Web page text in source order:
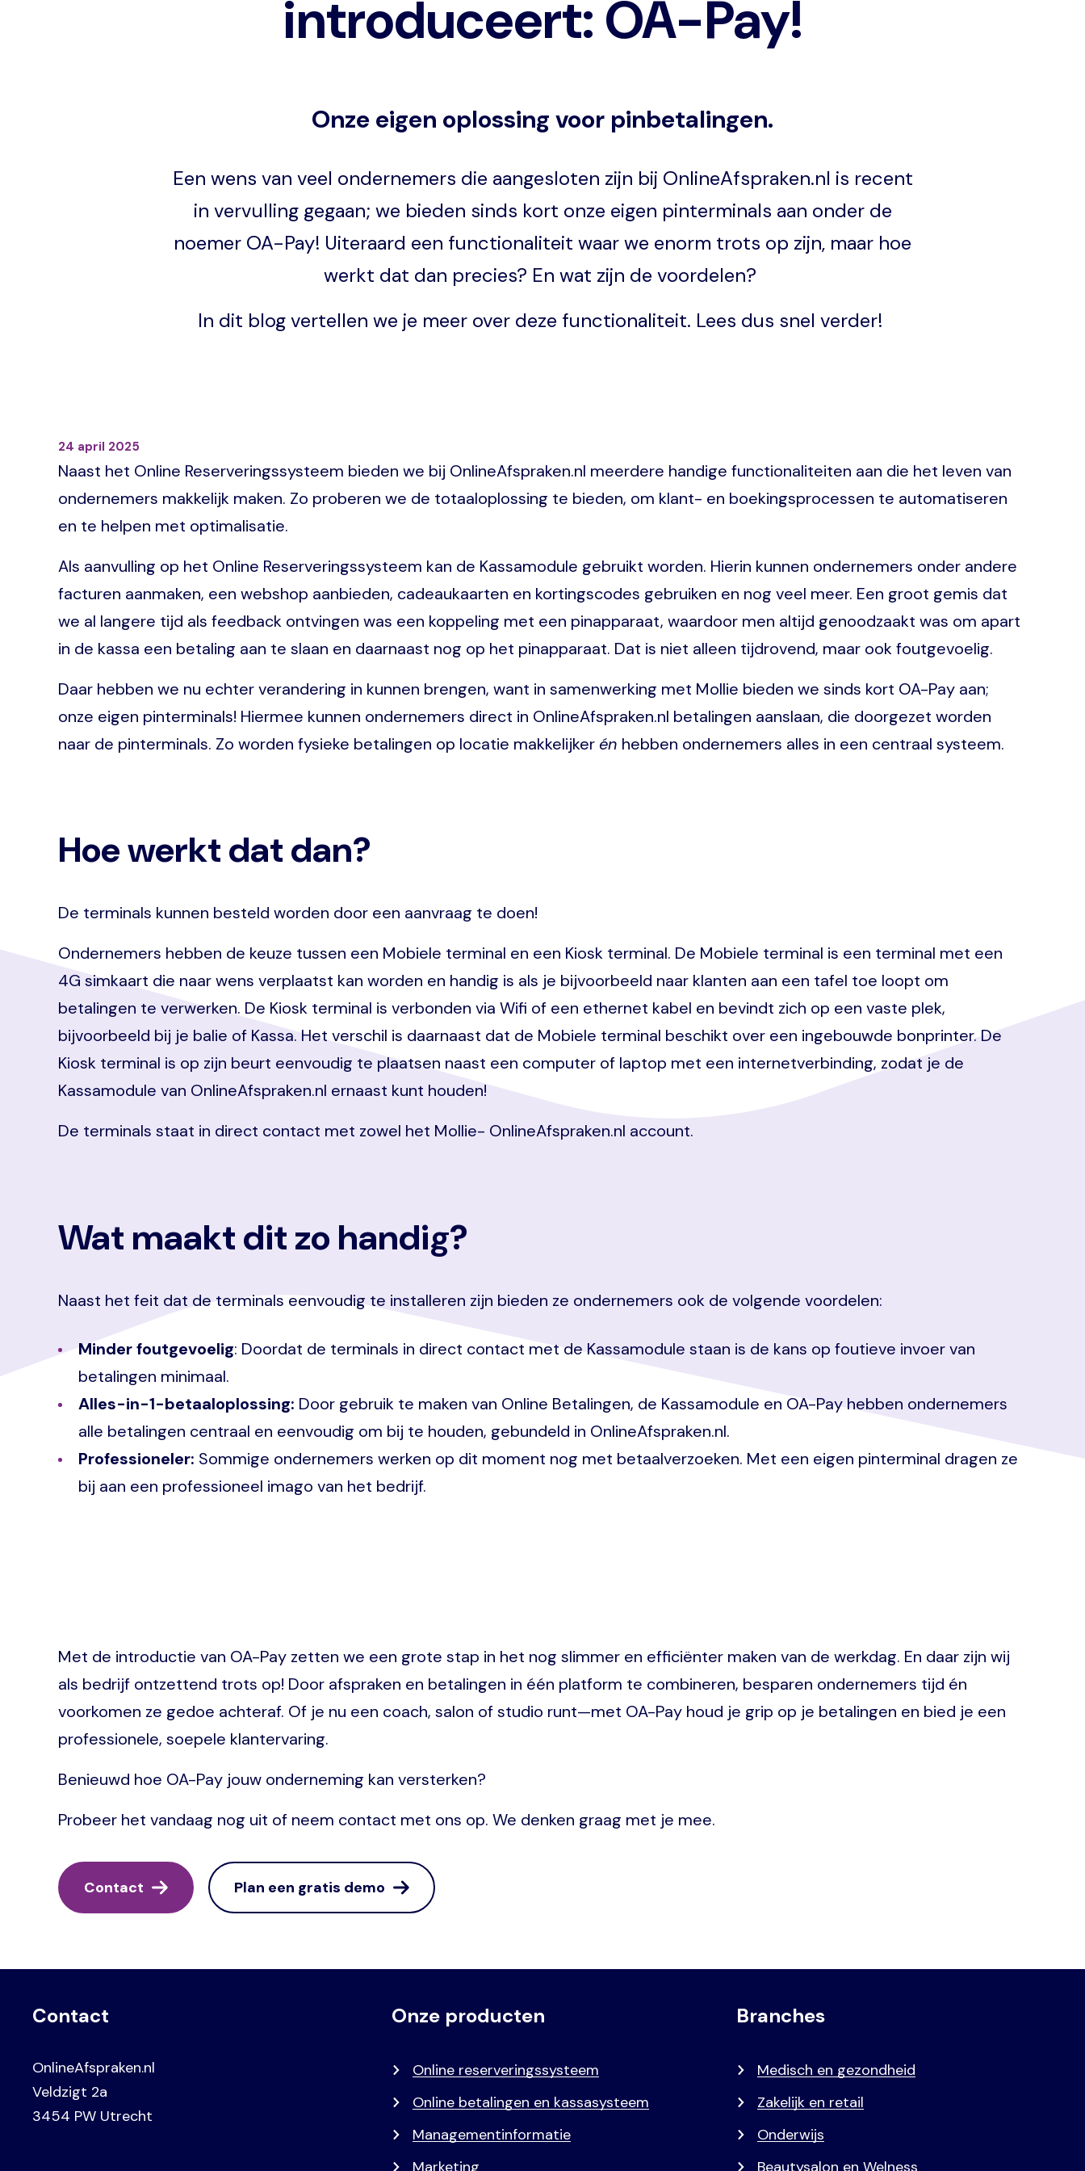
introduceert: OA-Pay!
Onze eigen oplossing voor pinbetalingen.
Een wens van veel ondernemers die aangesloten zijn bij OnlineAfspraken.nl is recent
in vervulling gegaan; we bieden sinds kort onze eigen pinterminals aan onder de
noemer OA-Pay! Uiteraard een functionaliteit waar we enorm trots op zijn, maar hoe
werkt dat dan precies? En wat zijn de voordelen?
In dit blog vertellen we je meer over deze functionaliteit. Lees dus snel verder!
24 april 2025
Naast het Online Reserveringssysteem bieden we bij OnlineAfspraken.nl meerdere handige functionaliteiten aan die het leven van
ondernemers makkelijk maken. Zo proberen we de totaaloplossing te bieden, om klant- en boekingsprocessen te automatiseren
en te helpen met optimalisatie.
Als aanvulling op het Online Reserveringssysteem kan de Kassamodule gebruikt worden. Hierin kunnen ondernemers onder andere
facturen aanmaken, een webshop aanbieden, cadeaukaarten en kortingscodes gebruiken en nog veel meer. Een groot gemis dat
we al langere tijd als feedback ontvingen was een koppeling met een pinapparaat, waardoor men altijd genoodzaakt was om apart
in de kassa een betaling aan te slaan en daarnaast nog op het pinapparaat. Dat is niet alleen tijdrovend, maar ook foutgevoelig.
Daar hebben we nu echter verandering in kunnen brengen, want in samenwerking met Mollie bieden we sinds kort OA-Pay aan;
onze eigen pinterminals! Hiermee kunnen ondernemers direct in OnlineAfspraken.nl betalingen aanslaan, die doorgezet worden
naar de pinterminals. Zo worden fysieke betalingen op locatie makkelijker én hebben ondernemers alles in een centraal systeem.
Hoe werkt dat dan?
De terminals kunnen besteld worden door een aanvraag te doen!
Ondernemers hebben de keuze tussen een Mobiele terminal en een Kiosk terminal. De Mobiele terminal is een terminal met een
4G simkaart die naar wens verplaatst kan worden en handig is als je bijvoorbeeld naar klanten aan een tafel toe loopt om
betalingen te verwerken. De Kiosk terminal is verbonden via Wifi of een ethernet kabel en bevindt zich op een vaste plek,
bijvoorbeeld bij je balie of Kassa. Het verschil is daarnaast dat de Mobiele terminal beschikt over een ingebouwde bonprinter. De
Kiosk terminal is op zijn beurt eenvoudig te plaatsen naast een computer of laptop met een internetverbinding, zodat je de
Kassamodule van OnlineAfspraken.nl ernaast kunt houden!
De terminals staat in direct contact met zowel het Mollie- OnlineAfspraken.nl account.
Wat maakt dit zo handig?
Naast het feit dat de terminals eenvoudig te installeren zijn bieden ze ondernemers ook de volgende voordelen:
Minder foutgevoelig: Doordat de terminals in direct contact met de Kassamodule staan is de kans op foutieve invoer van
betalingen minimaal.
Alles-in-1-betaaloplossing: Door gebruik te maken van Online Betalingen, de Kassamodule en OA-Pay hebben ondernemers
alle betalingen centraal en eenvoudig om bij te houden, gebundeld in OnlineAfspraken.nl.
Professioneler: Sommige ondernemers werken op dit moment nog met betaalverzoeken. Met een eigen pinterminal dragen ze
bij aan een professioneel imago van het bedrijf.
Met de introductie van OA-Pay zetten we een grote stap in het nog slimmer en efficiënter maken van de werkdag. En daar zijn wij
als bedrijf ontzettend trots op! Door afspraken en betalingen in één platform te combineren, besparen ondernemers tijd én
voorkomen ze gedoe achteraf. Of je nu een coach, salon of studio runt—met OA-Pay houd je grip op je betalingen en bied je een
professionele, soepele klantervaring.
Benieuwd hoe OA-Pay jouw onderneming kan versterken?
Probeer het vandaag nog uit of neem contact met ons op. We denken graag met je mee.
Contact Plan een gratis demo
Contact
OnlineAfspraken.nl
Veldzigt 2a
3454 PW Utrecht
Voet
Primair
Onze producten
Online reserveringssysteem
Online betalingen en kassasysteem
Managementinformatie
Marketing
Branches
Medisch en gezondheid
Zakelijk en retail
Onderwijs
Beautysalon en Welness